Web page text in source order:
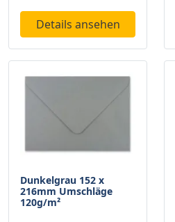
Details ansehen
Dunkelgrau 152 x
216mm Umschläge
120g/m²